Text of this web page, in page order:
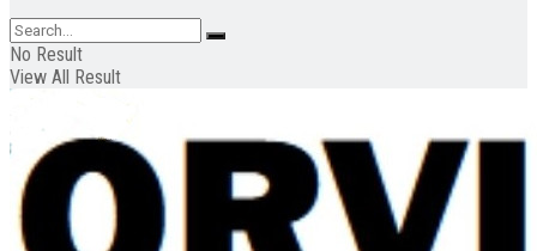
No Result
View All Result